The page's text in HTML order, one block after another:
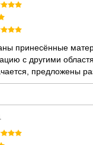
принесённые
с другими
предложены